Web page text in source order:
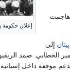
إعلان حكومة پريمو
هاجمت
پيتان إلى
الخطابي. صمد
ذلك بدعم موقفه داخل